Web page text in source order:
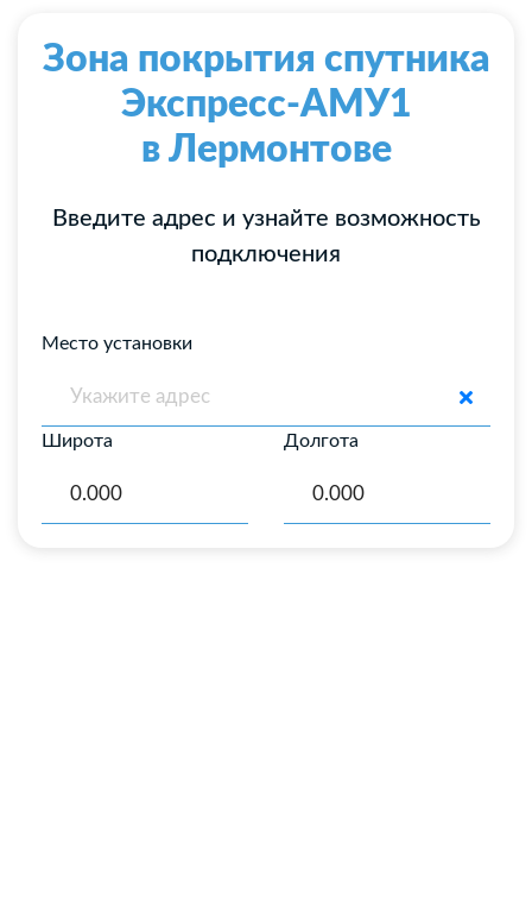
Зона покрытия спутника
Экспресс-АМУ1
в Лермонтове
Введите адрес и узнайте возможность
подключения
Место установки
Широта Долгота